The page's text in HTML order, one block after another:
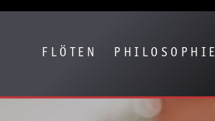
FLÖTEN PHILOSOPHIE